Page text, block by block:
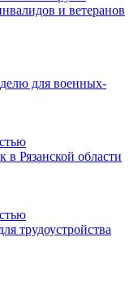
и ветеранов
для военных-
Рязанской области
трудоустройства